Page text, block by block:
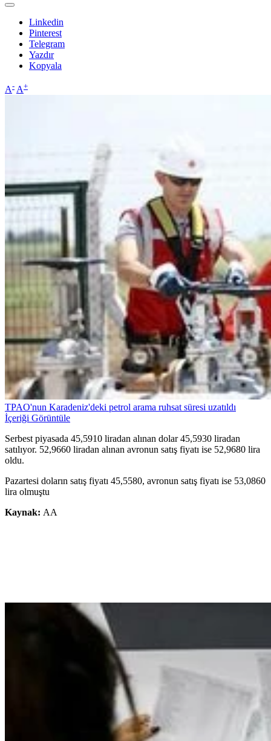
Linkedin
Pinterest
Telegram
Yazdır
Kopyala
A- A+
TPAO'nun Karadeniz'deki petrol arama ruhsat süresi uzatıldı
İçeriği Görüntüle
Serbest piyasada 45,5910 liradan alınan dolar 45,5930 liradan
satılıyor. 52,9660 liradan alınan avronun satış fiyatı ise 52,9680 lira
oldu.
Pazartesi doların satış fiyatı 45,5580, avronun satış fiyatı ise 53,0860
lira olmuştu
Kaynak: AA